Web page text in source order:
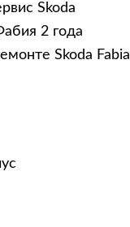
Skoda
2 года
Skoda Fabia